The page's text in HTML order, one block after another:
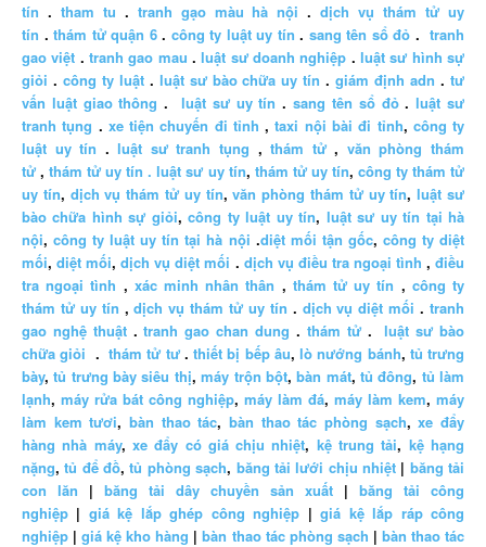
tín . tham tu . tranh gạo màu hà nội .dịch vụ thám tử uy
tín .thám tử quận 6. công ty luật uy tín . sang tên sổ đỏ .tranh
gao việt .tranh gao mau .luật sư doanh nghiệp .luật sư hình sự
giỏi . công ty luật. luật sư bào chữa uy tín .giám định adn .tư
vấn luật giao thông . luật sư uy tín .sang tên sổ đỏ.luật sư
tranh tụng . xe tiện chuyến đi tỉnh ,taxi nội bài đi tỉnh, công ty
luật uy tín .luật sư tranh tụng ,thám tử, văn phòng thám
tử ,thám tử uy tín . luật sư uy tín, thám tử uy tín, công ty thám tử
uy tín, dịch vụ thám tử uy tín,văn phòng thám tử uy tín,luật sư
bào chữa hình sự giỏi,công ty luật uy tín, luật sư uy tín tại hà
nội,công ty luật uy tín tại hà nội .diệt mối tận gốc, công ty diệt
mối,diệt mối,dịch vụ diệt mối . dịch vụ điều tra ngoại tình ,điều
tra ngoại tình , xác minh nhân thân , thám tử uy tín , công ty
thám tử uy tín ,dịch vụ thám tử uy tín . dịch vụ diệt mối .tranh
gao nghệ thuật.tranh gao chan dung . thám tử.luật sư bào
chữa giỏi .thám tử tư.thiết bị bếp âu,lò nướng bánh, tủ trưng
bày,tủ trưng bày siêu thị,máy trộn bột,bàn mát, tủ đông, tủ làm
lạnh, máy rửa bát công nghiệp, máy làm đá, máy làm kem, máy
làm kem tươi,bàn thao tác,bàn thao tác phòng sạch,xe đẩy
hàng nhà máy, xe đẩy có giá chịu nhiệt, kệ trung tải, kệ hạng
nặng,tủ để đồ,tủ phòng sạch, băng tải lưới chịu nhiệt| băng tải
con lăn | băng tải dây chuyền sản xuất | băng tải công
nghiệp | giá kệ lắp ghép công nghiệp |giá kệ lắp ráp công
nghiệp |giá kệ kho hàng |bàn thao tác phòng sạch | bàn thao tác